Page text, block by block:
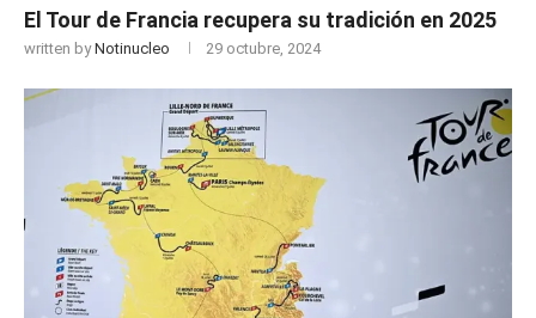
El Tour de Francia recupera su tradición en 2025
written byNotinucleo 29 octubre, 2024